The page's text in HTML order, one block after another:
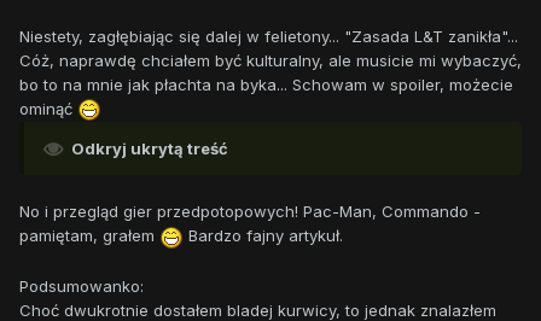
Niestety, zagłębiając się dalej w felietony... "Zasada L&T zanikła"...
Cóż, naprawdę chciałem być kulturalny, ale musicie mi wybaczyć,
bo to na mnie jak płachta na byka... Schowam w spoiler, możecie
ominąć
Odkryj ukrytą treść
No i przegląd gier przedpotopowych! Pac-Man, Commando -
pamiętam, grałem
Bardzo fajny artykuł.
Podsumowanko:
Choć dwukrotnie dostałem bladej kurwicy, to jednak znalazłem